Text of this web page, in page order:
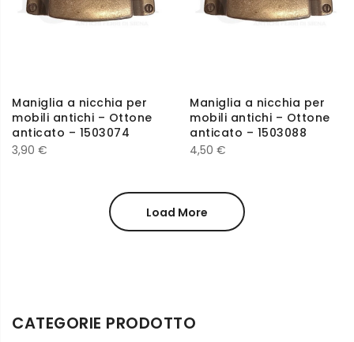
Maniglia a nicchia per
mobili antichi – Ottone
anticato – 1503074
3,90 €
Maniglia a nicchia per
mobili antichi – Ottone
anticato – 1503088
4,50 €
Load More
CATEGORIE PRODOTTO